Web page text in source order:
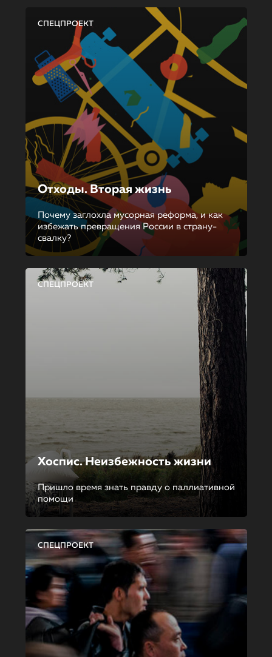
СПЕЦПРОЕКТ
Отходы. Вторая жизнь
Почему заглохла мусорная реформа, и как
избежать превращения России в страну-
свалку?
СПЕЦПРОЕКТ
Хоспис. Неизбежность жизни
Пришло время знать правду о паллиативной
помощи
СПЕЦПРОЕКТ